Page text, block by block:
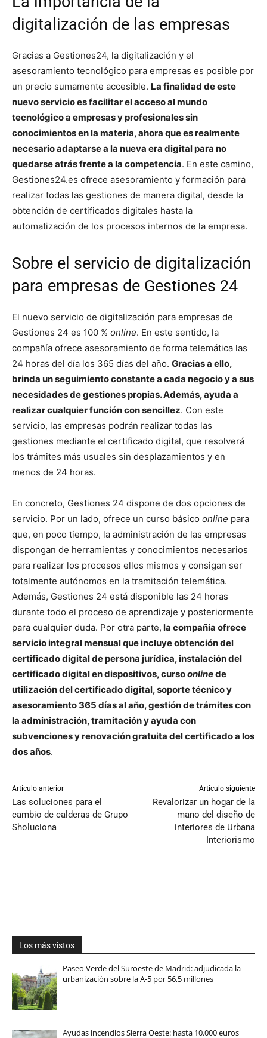
digitalización de las empresas
Gracias a Gestiones24, la digitalización y el
asesoramiento tecnológico para empresas es posible por
un precio sumamente accesible. La finalidad de este
nuevo servicio es facilitar el acceso al mundo
tecnológico a empresas y profesionales sin
conocimientos en la materia, ahora que es realmente
necesario adaptarse a la nueva era digital para no
quedarse atrás frente a la competencia. En este camino,
Gestiones24.es ofrece asesoramiento y formación para
realizar todas las gestiones de manera digital, desde la
obtención de certificados digitales hasta la
automatización de los procesos internos de la empresa.
Sobre el servicio de digitalización
para empresas de Gestiones 24
El nuevo servicio de digitalización para empresas de
Gestiones 24 es 100 % online. En este sentido, la
compañía ofrece asesoramiento de forma telemática las
24 horas del día los 365 días del año. Gracias a ello,
brinda un seguimiento constante a cada negocio y a sus
necesidades de gestiones propias. Además, ayuda a
realizar cualquier función con sencillez. Con este
servicio, las empresas podrán realizar todas las
gestiones mediante el certificado digital, que resolverá
los trámites más usuales sin desplazamientos y en
menos de 24 horas.
En concreto, Gestiones 24 dispone de dos opciones de
servicio. Por un lado, ofrece un curso básico online para
que, en poco tiempo, la administración de las empresas
dispongan de herramientas y conocimientos necesarios
para realizar los procesos ellos mismos y consigan ser
totalmente autónomos en la tramitación telemática.
Además, Gestiones 24 está disponible las 24 horas
durante todo el proceso de aprendizaje y posteriormente
para cualquier duda. Por otra parte, la compañía ofrece
servicio integral mensual que incluye obtención del
certificado digital de persona jurídica, instalación del
certificado digital en dispositivos, cursoonlinede
utilización del certificado digital, soporte técnico y
asesoramiento 365 días al año, gestión de trámites con
la administración, tramitación y ayuda con
subvenciones y renovación gratuita del certificado a los
dos años.
Artículo anterior
Las soluciones para el
cambio de calderas de Grupo
Sholuciona
Artículo siguiente
Revalorizar un hogar de la
mano del diseño de
interiores de Urbana
Interiorismo
Los más vistos
Paseo Verde del Suroeste de Madrid: adjudicada la
urbanización sobre la A-5 por 56,5 millones
Ayudas incendios Sierra Oeste: hasta 10.000 euros